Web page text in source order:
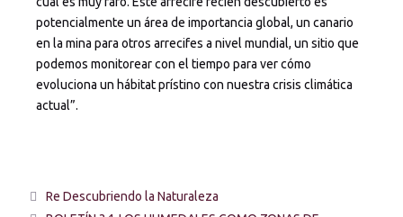
potencialmente un área de importancia global, un canario
en la mina para otros arrecifes a nivel mundial, un sitio que
podemos monitorear con el tiempo para ver cómo
evoluciona un hábitat prístino con nuestra crisis climática
actual”.
Re Descubriendo la Naturaleza